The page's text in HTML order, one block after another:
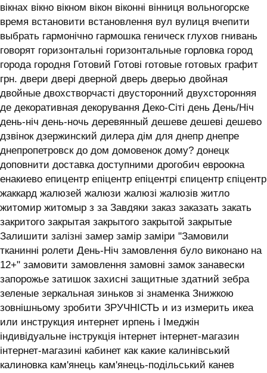
вікнах вікно вікном вікон віконні вінниця вольногорске
время встановити встановлення вул вулиця вчепити
выбрать гармонічно гармошка геническ глухов гнивань
говорят горизонтальні горизонтальные горловка город
города городня Готовий Готові готовые готовых графит
грн. двери двері дверной дверь дверью двойная
двойные двохстворчасті двусторонний двухсторонняя
де декоративная декорування Деко-Сіті день День/Ніч
день-ніч день-ночь деревянный дешеве дешеві дешево
дзвінок дзержинский дилера дім для днепр днепре
днепропетровск до дом домовенок дому? донецк
доповнити доставка доступними дрогобич евроокна
енакиево епицентр епіцентр епіцентрі єпицентр єпіцентр
жаккард жалюзей жалюзи жалюзі жалюзів житло
житомир житомыр з за Завдяки заказ заказать закать
закритого закрытая закрытого закрытой закрытые
Залишити залізні замер замір заміри "Замовили
тканинні ролети День-Ніч замовлення було виконано на
12+" замовити замовлення замовні замок занавески
запорожье затишок захисні защитные здатний зебра
зеленые зеркальная зиньков зі знаменка Знижкою
зовнішньому зробити ЗРУЧНІСТЬ и из измерить икеа
или инструкция интернет ирпень і ‎Імеджін
індивідуальне інструкція інтернет інтернет-магазин
інтернет-магазині кабинет как какие калинівський
калиновка кам'янець кам'янець-подільський канев